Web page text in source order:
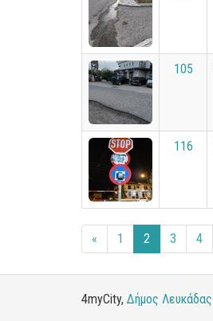
105
116
« 1 2 3 4
4myCity, Δήμος Λευκάδας